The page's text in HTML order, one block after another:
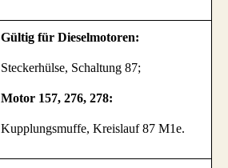
Gültig für Dieselmotoren:
Steckerhülse, Schaltung 87;
Motor 157, 276, 278:
Kupplungsmuffe, Kreislauf 87 M1e.